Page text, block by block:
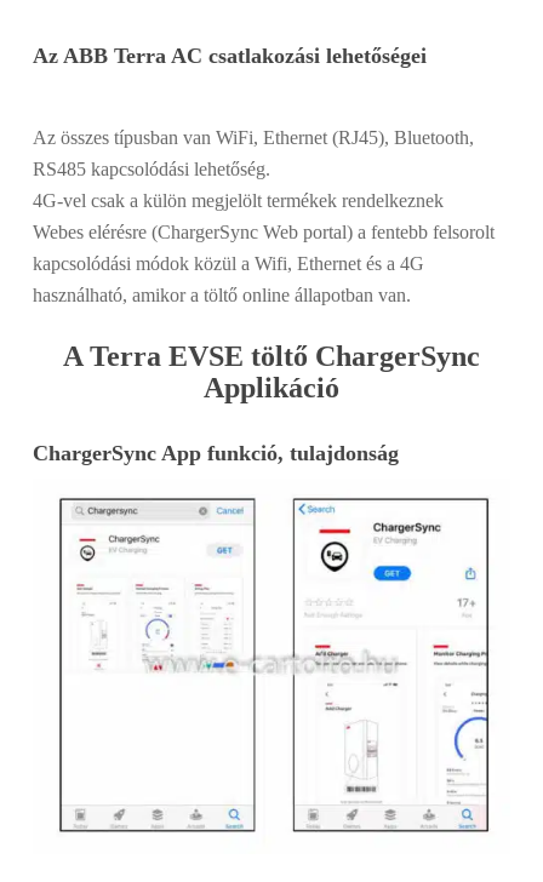
Az ABB Terra AC csatlakozási lehetőségei
Az összes típusban van WiFi, Ethernet (RJ45), Bluetooth,
RS485 kapcsolódási lehetőség.
4G-vel csak a külön megjelölt termékek rendelkeznek
Webes elérésre (ChargerSync Web portal) a fentebb felsorolt
kapcsolódási módok közül a Wifi, Ethernet és a 4G
használható, amikor a töltő online állapotban van.
A Terra EVSE töltő ChargerSync
Applikáció
ChargerSync App funkció, tulajdonság